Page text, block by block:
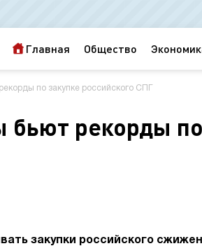
Главная Общество
по закупке российского СПГ
бьют рекорды
закупки российского